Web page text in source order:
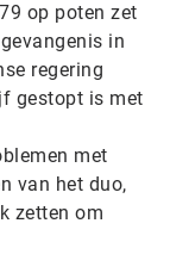
op poten zet
in
regering
gestopt is met
met
van het duo,
zetten om